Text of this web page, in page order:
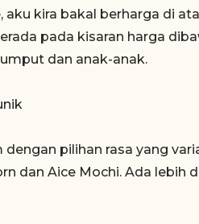
kira bakal berharga di
pada kisaran harga
dan anak-anak.
pilihan rasa yang
dan Aice Mochi. Ada lebih